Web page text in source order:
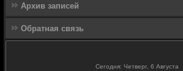
Архив записей
Обратная связь
Сегодня: Четверг, 6 Августа